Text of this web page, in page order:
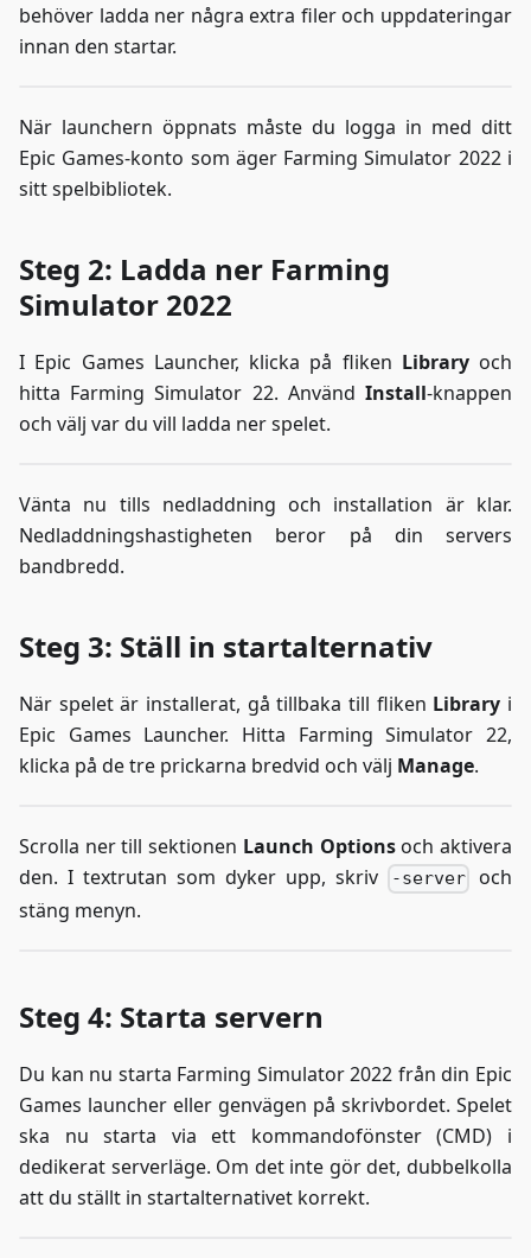
behöver ladda ner några extra filer och uppdateringar
innan den startar.
När launchern öppnats måste du logga in med ditt
Epic Games-konto som äger Farming Simulator 2022 i
sitt spelbibliotek.
Steg 2: Ladda ner Farming
Simulator 2022
I Epic Games Launcher, klicka på fliken Libraryoch
hitta Farming Simulator 22. Använd Install-knappen
och välj var du vill ladda ner spelet.
Vänta nu tills nedladdning och installation är klar.
Nedladdningshastigheten beror på din servers
bandbredd.
Steg 3: Ställ in startalternativ
När spelet är installerat, gå tillbaka till fliken Library i
Epic Games Launcher. Hitta Farming Simulator 22,
klicka på de tre prickarna bredvid och välj Manage.
Scrolla ner till sektionen Launch Optionsoch aktivera
den. I textrutan som dyker upp, skriv
-server
och
stäng menyn.
Steg 4: Starta servern
Du kan nu starta Farming Simulator 2022 från din Epic
Games launcher eller genvägen på skrivbordet. Spelet
ska nu starta via ett kommandofönster (CMD) i
dedikerat serverläge. Om det inte gör det, dubbelkolla
att du ställt in startalternativet korrekt.